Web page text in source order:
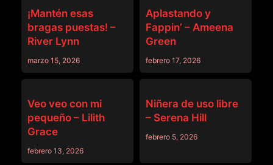
¡Mantén esas
bragas puestas! –
River Lynn
marzo 15, 2026
Aplastando y
Fappin’ – Ameena
Green
febrero 17, 2026
Veo veo con mi
pequeño – Lilith
Grace
febrero 13, 2026
Niñera de uso libre
– Serena Hill
febrero 5, 2026